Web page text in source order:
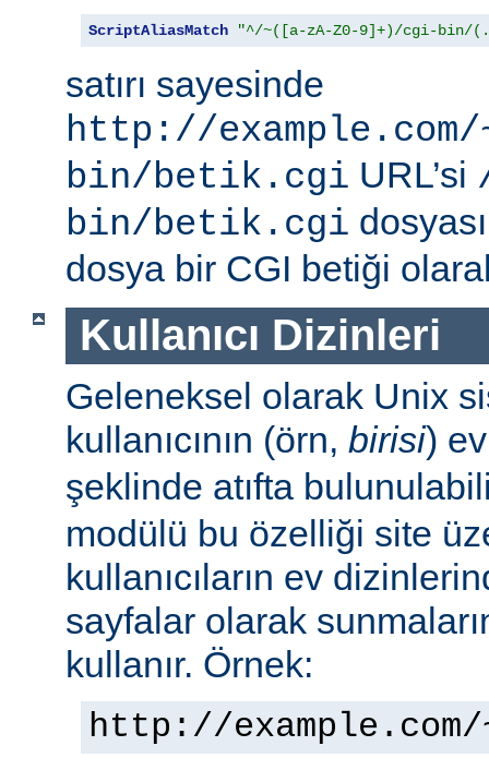
ScriptAliasMatch "^/~([a-zA-Z0-9]+)/cgi-bin/
satırı sayesinde
http://
bin/betik.cgi URL’si
bin/betik.cgi
dosya bir CGI betiği olarak
Kullanıcı Dizinleri
Geleneksel olarak Unix
kullanıcının (örn, birisi)
şeklinde atıfta
modülü bu özelliği site
kullanıcıların ev
sayfalar olarak
kullanır. Örnek:
http://